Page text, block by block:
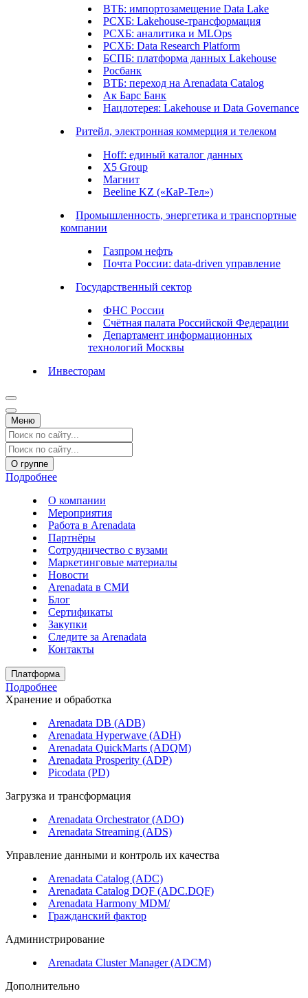
ВТБ: импортозамещение Data Lake
РСХБ: Lakehouse-трансформация
РСХБ: аналитика и MLOps
РСХБ: Data Research Platform
БСПБ: платформа данных Lakehouse
Росбанк
ВТБ: переход на Arenadata Catalog
Ак Барс Банк
Нацлотерея: Lakehouse и Data Governance
Ритейл, электронная коммерция и телеком
Hoff: единый каталог данных
X5 Group
Магнит
Beeline KZ («КаР-Тел»)
Промышленность, энергетика и транспортные
компании
Газпром нефть
Почта России: data-driven управление
Государственный сектор
ФНС России
Счётная палата Российской Федерации
Департамент информационных
технологий Москвы
Инвесторам
Меню
О группе
Подробнее
О компании
Мероприятия
Работа в Arenadata
Партнёры
Сотрудничество с вузами
Маркетинговые материалы
Новости
Arenadata в СМИ
Блог
Сертификаты
Закупки
Следите за Аrenadata
Контакты
Платформа
Подробнее
Хранение и обработка
Arenadata DB (ADB)
Arenadata Hyperwave (ADH)
Arenadata QuickMarts (ADQM)
Arenadata Prosperity (ADP)
Picodata (PD)
Загрузка и трансформация
Arenadata Orchestrator (ADO)
Arenadata Streaming (ADS)
Управление данными и контроль их качества
Arenadata Catalog (ADC)
Arenadata Catalog DQF (ADС.DQF)
Arenadata Harmony MDM/
Гражданский фактор
Администрирование
Arenadata Cluster Manager (ADCM)
Дополнительно